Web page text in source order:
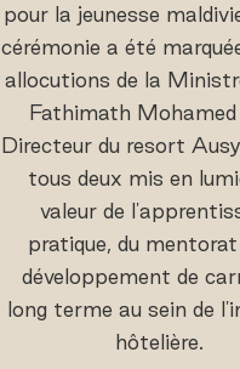
pour la jeunesse
cérémonie a été
allocutions de la
Fathimath Mohamed
Directeur du resort
tous deux mis en
valeur de
pratique, du
développement de
long terme au sein de
hôtelière.